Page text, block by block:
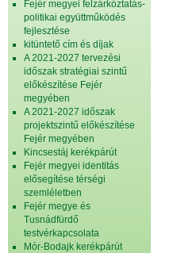
Fejér megyei felzárkóztatás-
politikai együttműködés
fejlesztése
kitüntető cím és díjak
A 2021-2027 tervezési
időszak stratégiai szintű
előkészítése Fejér
megyében
A 2021-2027 időszak
projektszintű előkészítése
Fejér megyében
Kincsestáj kerékpárút
Fejér megyei identitás
elősegítése térségi
szemléletben
Fejér megye és
Tusnádfürdő
testvérkapcsolata
Mór-Bodajk kerékpárút